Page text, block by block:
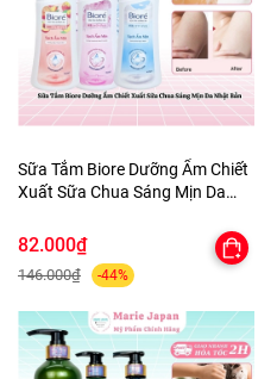
Sữa Tắm Biore Dưỡng Ẩm Chiết
Xuất Sữa Chua Sáng Mịn Da
82.000₫
146.000₫ -44%